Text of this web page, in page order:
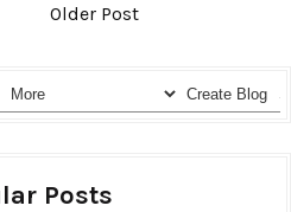
Older Post
Posts